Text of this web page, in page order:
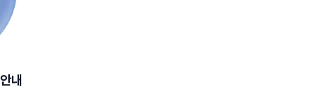
안내